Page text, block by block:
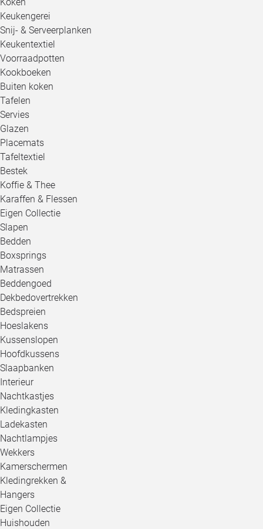
Keukengerei
Snij- & Serveerplanken
Keukentextiel
Voorraadpotten
Kookboeken
Buiten koken
Tafelen
Servies
Glazen
Placemats
Tafeltextiel
Bestek
Koffie & Thee
Karaffen & Flessen
Eigen Collectie
Slapen
Bedden
Boxsprings
Matrassen
Beddengoed
Dekbedovertrekken
Bedspreien
Hoeslakens
Kussenslopen
Hoofdkussens
Slaapbanken
Interieur
Nachtkastjes
Kledingkasten
Ladekasten
Nachtlampjes
Wekkers
Kamerschermen
Kledingrekken &
Hangers
Eigen Collectie
Huishouden